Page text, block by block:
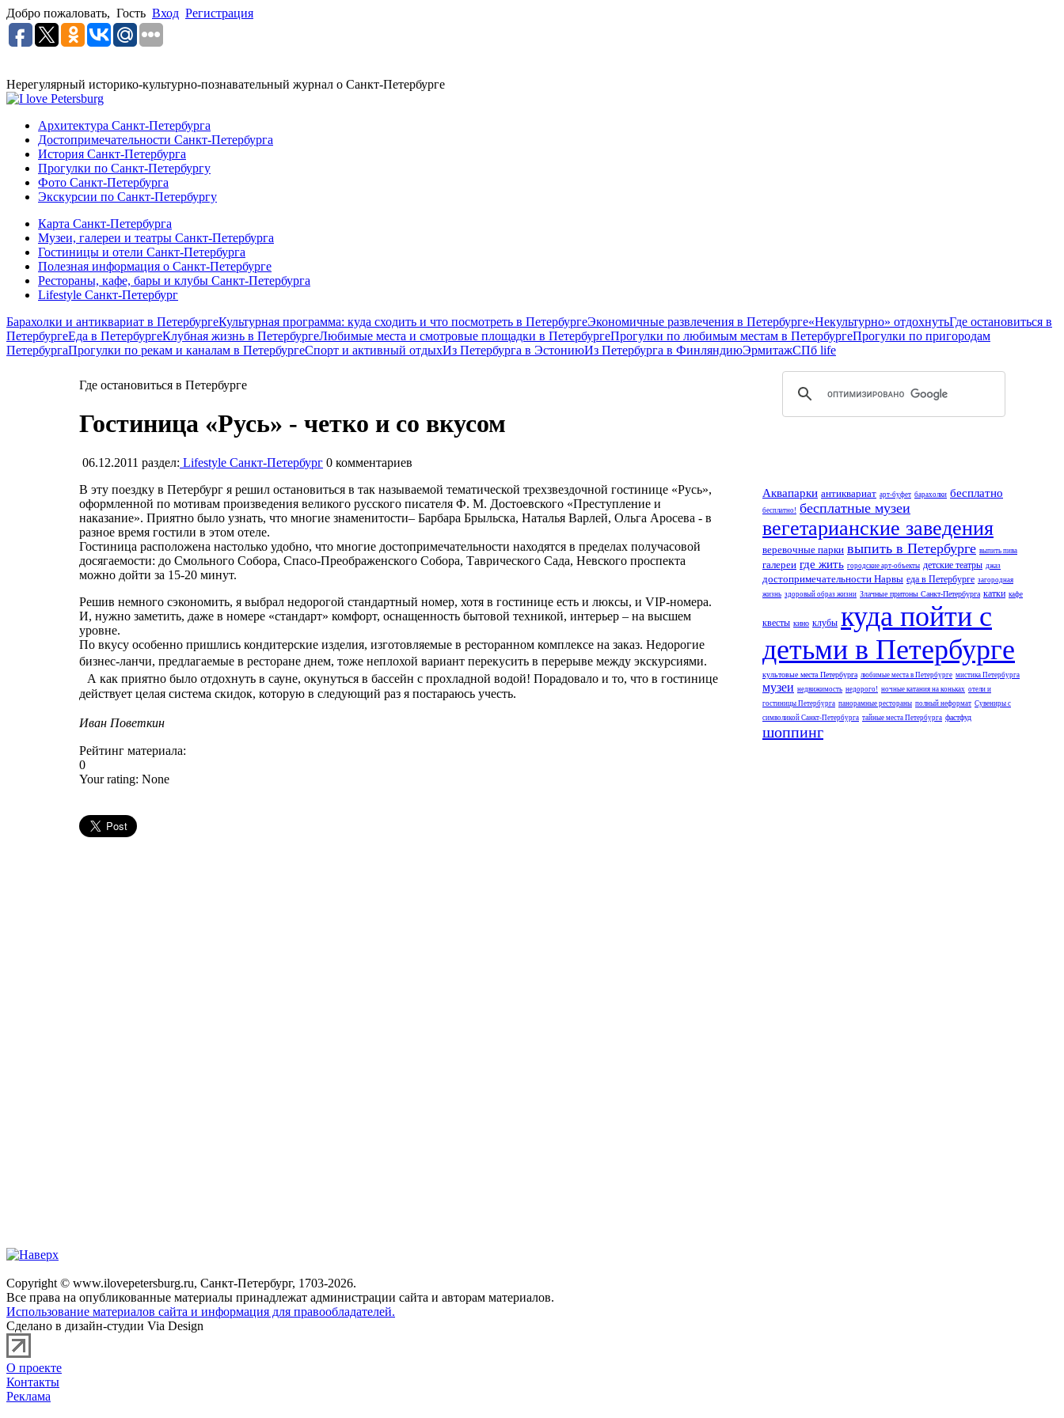
Добро пожаловать, Гость Вход Регистрация
Нерегулярный историко-культурно-познавательный журнал о Санкт-Петербурге
Архитектура Санкт-Петербурга
Достопримечательности Санкт-Петербурга
История Санкт-Петербурга
Прогулки по Санкт-Петербургу
Фото Санкт-Петербурга
Экскурсии по Санкт-Петербургу
Карта Санкт-Петербурга
Музеи, галереи и театры Санкт-Петербурга
Гостиницы и отели Санкт-Петербурга
Полезная информация о Санкт-Петербурге
Рестораны, кафе, бары и клубы Санкт-Петербурга
Lifestyle Санкт-Петербург
Барахолки и антиквариат в ПетербургеКультурная программа: куда сходить и что посмотреть в ПетербургеЭкономичные развлечения в Петербурге«Некультурно» отдохнутьГде остановиться в
ПетербургеЕда в ПетербургеКлубная жизнь в ПетербургеЛюбимые места и смотровые площадки в ПетербургеПрогулки по любимым местам в ПетербургеПрогулки по пригородам
ПетербургаПрогулки по рекам и каналам в ПетербургеСпорт и активный отдыхИз Петербурга в ЭстониюИз Петербурга в ФинляндиюЭрмитажСПб life
Где остановиться в Петербурге
Гостиница «Русь» - четко и со вкусом
06.12.2011 раздел: Lifestyle Санкт-Петербург 0 комментариев
В эту поездку в Петербург я решил остановиться в так называемой тематической трехзвездочной гостинице «Русь»,
оформленной по мотивам произведения великого русского писателя Ф. М. Достоевского «Преступление и
наказание». Приятно было узнать, что многие знаменитости– Барбара Брыльска, Наталья Варлей, Ольга Аросева - в
разное время гостили в этом отеле.
Гостиница расположена настолько удобно, что многие достопримечательности находятся в пределах получасовой
досягаемости: до Смольного Собора, Спасо-Преображенского Собора, Таврического Сада, Невского проспекта
можно дойти за 15-20 минут.
Решив немного сэкономить, я выбрал недорогой стандартный номер, хотя в гостинице есть и люксы, и VIP-номера.
И, нужно заметить, даже в номере «стандарт» комфорт, оснащенность бытовой техникой, интерьер – на высшем
уровне.
По вкусу особенно пришлись кондитерские изделия, изготовляемые в ресторанном комплексе на заказ. Недорогие
бизнес-ланчи, предлагаемые в ресторане днем, тоже неплохой вариант перекусить в перерыве между экскурсиями.
А как приятно было отдохнуть в сауне, окунуться в бассейн с прохладной водой! Порадовало и то, что в гостинице
действует целая система скидок, которую в следующий раз я постараюсь учесть.
Иван Поветкин
Рейтинг материала:
0
Your rating: None
Аквапарки антиквариат арт-буфет барахолки бесплатно
бесплатно! бесплатные музеи
вегетарианские заведения
веревочные парки выпить в Петербурге выпить пива
галереи где жить городские арт-объекты детские театры джаз
достопримечательности Нарвы еда в Петербурге загородная
жизнь здоровый образ жизни Злачные притоны Санкт-Петербурга катки кафе
квесты кино клубы куда пойти с
детьми в Петербурге
культовые места Петербурга любимые места в Петербурге мистика Петербурга
музеи недвижимость недорого! ночные катания на коньках отели и
гостиницы Петербурга панорамные рестораны полный неформат Сувениры с
символикой Санкт-Петербурга тайные места Петербурга фастфуд
шоппинг
Copyright © www.ilovepetersburg.ru, Санкт-Петербург, 1703-2026.
Все права на опубликованные материалы принадлежат администрации сайта и авторам материалов.
Использование материалов сайта и информация для правообладателей.
Сделано в дизайн-студии Via Design
О проекте
Контакты
Реклама